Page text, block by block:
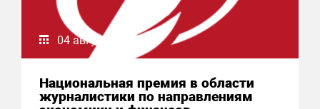
04 августа 2026
Национальная премия в области
журналистики по направлениям